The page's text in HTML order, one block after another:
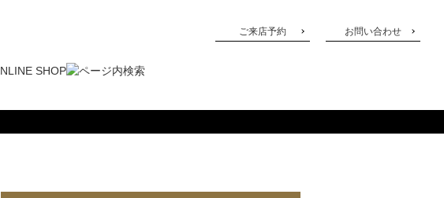
ご来店予約 お問い合わせ